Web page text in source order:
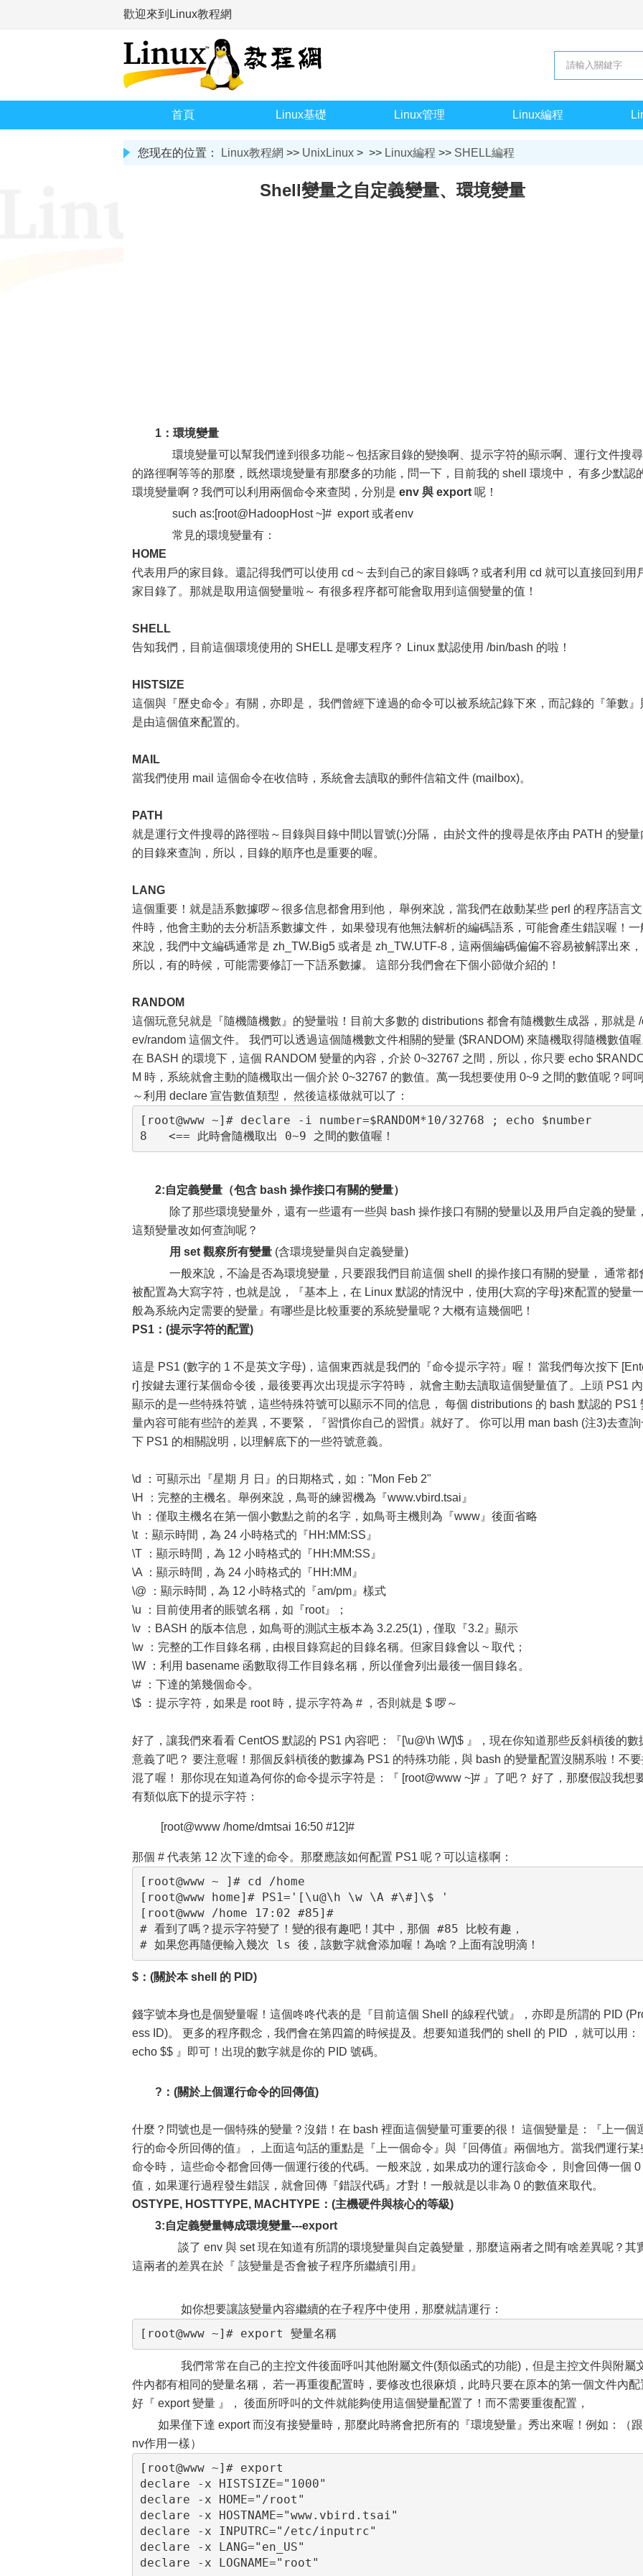
歡迎來到Linux教程網
首頁 Linux基礎 Linux管理 Linux編程
您现在的位置： Linux教程網 >> UnixLinux > >> Linux編程 >> SHELL編程
Shell變量之自定義變量、環境變量
1：環境變量
環境變量可以幫我們達到很多功能～包括家目錄的變換啊、提示字符的顯示啊、運行文件搜尋
的路徑啊等等的那麼，既然環境變量有那麼多的功能，問一下，目前我的 shell 環境中， 有多少默認
環境變量啊？我們可以利用兩個命令來查閱，分別是 env 與 export 呢！
such as:[root@HadoopHost ~]# export 或者env
常見的環境變量有：
HOME
代表用戶的家目錄。還記得我們可以使用 cd ~ 去到自己的家目錄嗎？或者利用 cd 就可以直接回到用
家目錄了。那就是取用這個變量啦～ 有很多程序都可能會取用到這個變量的值！
SHELL
告知我們，目前這個環境使用的 SHELL 是哪支程序？ Linux 默認使用 /bin/bash 的啦！
HISTSIZE
這個與『歷史命令』有關，亦即是， 我們曾經下達過的命令可以被系統記錄下來，而記錄的『筆數』
是由這個值來配置的。
MAIL
當我們使用 mail 這個命令在收信時，系統會去讀取的郵件信箱文件 (mailbox)。
PATH
就是運行文件搜尋的路徑啦～目錄與目錄中間以冒號(:)分隔， 由於文件的搜尋是依序由 PATH 的變量
的目錄來查詢，所以，目錄的順序也是重要的喔。
LANG
這個重要！就是語系數據啰～很多信息都會用到他， 舉例來說，當我們在啟動某些 perl 的程序語言文
件時，他會主動的去分析語系數據文件， 如果發現有他無法解析的編碼語系，可能會產生錯誤喔！一
來說，我們中文編碼通常是 zh_TW.Big5 或者是 zh_TW.UTF-8，這兩個編碼偏偏不容易被解譯出來，
所以，有的時候，可能需要修訂一下語系數據。 這部分我們會在下個小節做介紹的！
RANDOM
這個玩意兒就是『隨機隨機數』的變量啦！目前大多數的 distributions 都會有隨機數生成器，那就是 /
ev/random 這個文件。 我們可以透過這個隨機數文件相關的變量 ($RANDOM) 來隨機取得隨機數值喔
在 BASH 的環境下，這個 RANDOM 變量的內容，介於 0~32767 之間，所以，你只要 echo
M 時，系統就會主動的隨機取出一個介於 0~32767 的數值。萬一我想要使用 0~9 之間的數值呢？呵
～利用 declare 宣告數值類型， 然後這樣做就可以了：
[root@www ~]# declare -i number=$RANDOM*10/32768 ; echo $number
2:自定義變量（包含 bash 操作接口有關的變量）
除了那些環境變量外，還有一些還有一些與 bash 操作接口有關的變量以及用戶自定義的變量，
這類變量改如何查詢呢？
用 set 觀察所有變量 (含環境變量與自定義變量)
一般來說，不論是否為環境變量，只要跟我們目前這個 shell 的操作接口有關的變量， 通常都
被配置為大寫字符，也就是說，『基本上，在 Linux 默認的情況中，使用{大寫的字母}來配置的變量一
般為系統內定需要的變量』有哪些是比較重要的系統變量呢？大概有這幾個吧！
PS1 ：(提示字符的配置)
這是 PS1 (數字的 1 不是英文字母)，這個東西就是我們的『命令提示字符』喔！ 當我們每次按下
r] 按鍵去運行某個命令後，最後要再次出現提示字符時， 就會主動去讀取這個變量值了。上頭 PS1 內
顯示的是一些特殊符號，這些特殊符號可以顯示不同的信息， 每個 distributions 的 bash 默認的 PS1
量內容可能有些許的差異，不要緊，『習慣你自己的習慣』就好了。 你可以用 man bash (注3)去查詢
下 PS1 的相關說明，以理解底下的一些符號意義。
\d ：可顯示出『星期 月 日』的日期格式，如："Mon Feb 2"
\H ：完整的主機名。舉例來說，鳥哥的練習機為『www.vbird.tsai』
\h ：僅取主機名在第一個小數點之前的名字，如鳥哥主機則為『www』後面省略
\t ：顯示時間，為 24 小時格式的『HH:MM:SS』
\T ：顯示時間，為 12 小時格式的『HH:MM:SS』
\A ：顯示時間，為 24 小時格式的『HH:MM』
\@ ：顯示時間，為 12 小時格式的『am/pm』樣式
\u ：目前使用者的賬號名稱，如『root』；
\v ：BASH 的版本信息，如鳥哥的測試主板本為 3.2.25(1)，僅取『3.2』顯示
\w ：完整的工作目錄名稱，由根目錄寫起的目錄名稱。但家目錄會以 ~ 取代；
\W ：利用 basename 函數取得工作目錄名稱，所以僅會列出最後一個目錄名。
\# ：下達的第幾個命令。
\$ ：提示字符，如果是 root 時，提示字符為 # ，否則就是 $ 啰～
好了，讓我們來看看 CentOS 默認的 PS1 內容吧：『[\u@\h \W]\$ 』，現在你知道那些反斜槓後的數
意義了吧？ 要注意喔！那個反斜槓後的數據為 PS1 的特殊功能，與 bash 的變量配置沒關系啦！不
混了喔！ 那你現在知道為何你的命令提示字符是：『 [root@www ~]# 』了吧？ 好了，那麼假設我想
有類似底下的提示字符：
[root@www /home/dmtsai 16:50 #12]#
那個 # 代表第 12 次下達的命令。那麼應該如何配置 PS1 呢？可以這樣啊：
[root@www ~ ]# cd /home
[root@www home]# PS1='[\u@\h \w \A #\#]\$ '
[root@www /home 17:02 #85]#
# 看到了嗎？提示字符變了！變的很有趣吧！其中，那個 #85 比較有趣，
$ ：(關於本 shell 的 PID)
錢字號本身也是個變量喔！這個咚咚代表的是『目前這個 Shell 的線程代號』，亦即是所謂的 PID
ess ID)。 更多的程序觀念，我們會在第四篇的時候提及。想要知道我們的 shell 的 PID ，就可以用：
echo $$ 』即可！出現的數字就是你的 PID 號碼。
? ：(關於上個運行命令的回傳值)
什麼？問號也是一個特殊的變量？沒錯！在 bash 裡面這個變量可重要的很！ 這個變量是：『上一個
行的命令所回傳的值』， 上面這句話的重點是『上一個命令』與『回傳值』兩個地方。當我們運行某
命令時， 這些命令都會回傳一個運行後的代碼。一般來說，如果成功的運行該命令， 則會回傳一個 0
值，如果運行過程發生錯誤，就會回傳『錯誤代碼』才對！一般就是以非為 0 的數值來取代。
OSTYPE, HOSTTYPE, MACHTYPE ：(主機硬件與核心的等級)
3:自定義變量轉成環境變量---export
談了 env 與 set 現在知道有所謂的環境變量與自定義變量，那麼這兩者之間有啥差異呢？其
這兩者的差異在於『 該變量是否會被子程序所繼續引用』
如你想要讓該變量內容繼續的在子程序中使用，那麼就請運行：
[root@www ~]# export 變量名稱
我們常常在自己的主控文件後面呼叫其他附屬文件(類似函式的功能)，但是主控文件與附屬
件內都有相同的變量名稱， 若一再重復配置時，要修改也很麻煩，此時只要在原本的第一個文件內配
好『 export 變量 』， 後面所呼叫的文件就能夠使用這個變量配置了！而不需要重復配置，
如果僅下達 export 而沒有接變量時，那麼此時將會把所有的『環境變量』秀出來喔！例如：（
nv作用一樣）
[root@www ~]# export
declare -x HISTSIZE="1000"
declare -x HOME="/root"
declare -x HOSTNAME="www.vbird.tsai"
declare -x INPUTRC="/etc/inputrc"
declare -x LANG="en_US"
declare -x LOGNAME="root"